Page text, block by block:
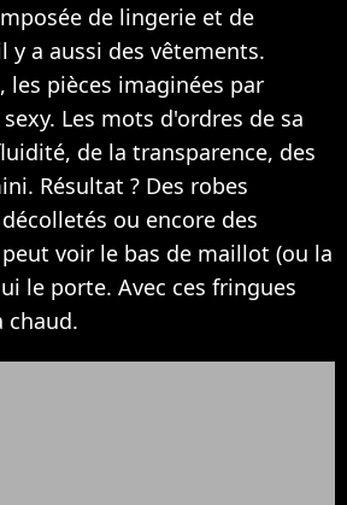
de lingerie et de
y a aussi des vêtements.
les pièces imaginées par
Les mots d'ordres de sa
de la transparence, des
Résultat ? Des robes
ou encore des
voir le bas de maillot (ou la
le porte. Avec ces fringues
chaud.